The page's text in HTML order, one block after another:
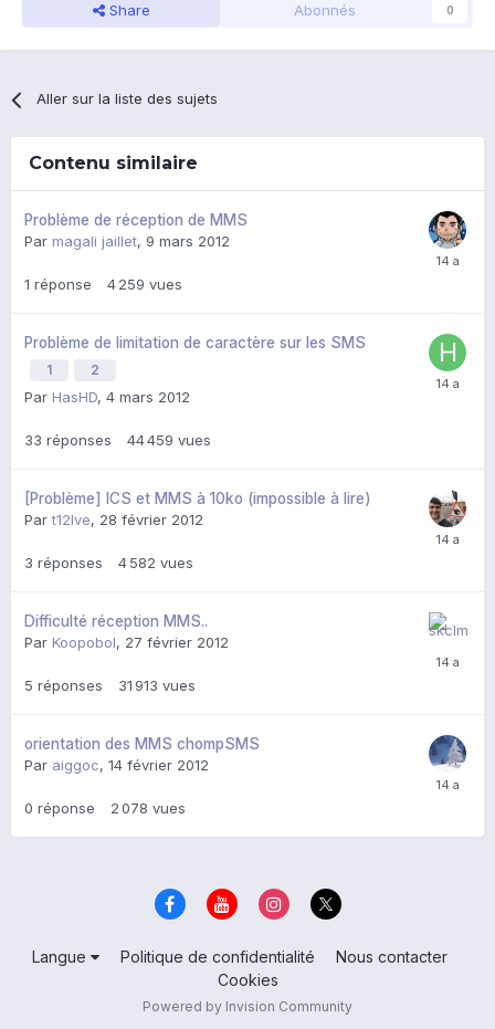
Share Abonnés 0
Aller sur la liste des sujets
Contenu similaire
Problème de réception de MMS
Par magali jaillet, 9 mars 2012
1 réponse 4 259 vues
Problème de limitation de caractère sur les SMS
1 2
Par HasHD, 4 mars 2012
33 réponses 44 459 vues
[Problème] ICS et MMS à 10ko (impossible à lire)
Part12lve, 28 février 2012
3 réponses 4 582 vues
Difficulté réception MMS..
Par Koopobol, 27 février 2012
5 réponses 31 913 vues
orientation des MMS chompSMS
Par aiggoc, 14 février 2012
0 réponse 2 078 vues
Langue Politique de confidentialité
Nous contacter
Cookies
Powered by Invision Community